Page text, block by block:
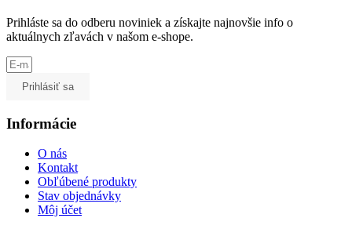
Prihláste sa do odberu noviniek a získajte najnovšie info o
aktuálnych zľavách v našom e-shope.
Prihlásiť sa
Informácie
O nás
Kontakt
Obľúbené produkty
Stav objednávky
Môj účet